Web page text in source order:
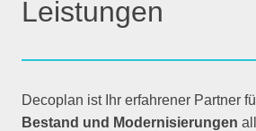
Leistungen
Decoplan ist Ihr erfahrener Partner
Bestand und Modernisierungen